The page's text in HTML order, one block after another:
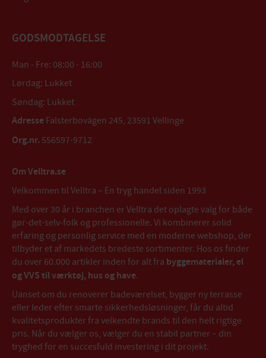
GODSMODTAGELSE
Man - Fre: 08:00 - 16:00
Lørdag: Lukket
Søndag: Lukket
Adresse Falsterbovägen 245, 23591 Vellinge
Org.nr. 556597-9712
Om Velltra.se
Velkommen til Velltra – En tryg handel siden 1993
Med over 30 år i branchen er Velltra det oplagte valg for både
gør-det-selv-folk og professionelle. Vi kombinerer solid
erfaring og personlig service med en moderne webshop, der
tilbyder et af markedets bredeste sortimenter. Hos os finder
du over 60.000 artikler inden for alt fra byggematerialer, el
og VVS til værktøj, hus og have.
Uanset om du renoverer badeværelset, bygger ny terrasse
eller leder efter smarte sikkerhedsløsninger, får du altid
kvalitetsprodukter fra velkendte brands til den helt rigtige
pris. Når du vælger os, vælger du en stabil partner – din
tryghed for en succesfuld investering i dit projekt.